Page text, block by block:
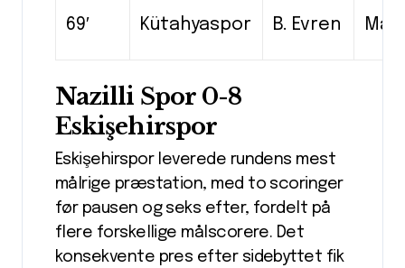
69′ Kütahyaspor B. Evren Mål
Nazilli Spor 0-8
Eskişehirspor
Eskişehirspor leverede rundens mest
målrige præstation, med to scoringer
før pausen og seks efter, fordelt på
flere forskellige målscorere. Det
konsekvente pres efter sidebyttet fik